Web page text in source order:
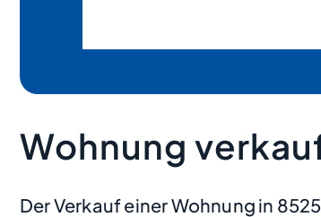
Wohnung
Der Verkauf einer Wohnung in